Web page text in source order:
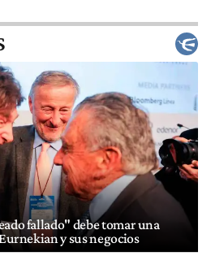
fallado" debe tomar una
y sus negocios